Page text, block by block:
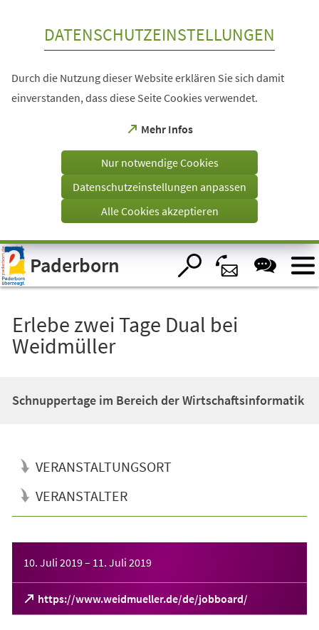
Visuelle
Assistenzsoftware
öffnen.
DATENSCHUTZEINSTELLUNGEN
Durch die Nutzung dieser Website erklären Sie sich damit
einverstanden, dass diese Seite Cookies verwendet.
Mehr Infos
(Öffnet
einem
Tab)
Nur notwendige Cookies
Datenschutzeinstellungen anpassen
Alle Cookies akzeptieren
Paderborn
Erlebe zwei Tage Dual bei
Weidmüller
Schnuppertage im Bereich der Wirtschaftsinformatik
VERANSTALTUNGSORT
VERANSTALTER
10. Juli 2019– 11. Juli 2019
https://www.weidmueller.de/de/jobboard/
(Öffnet
in